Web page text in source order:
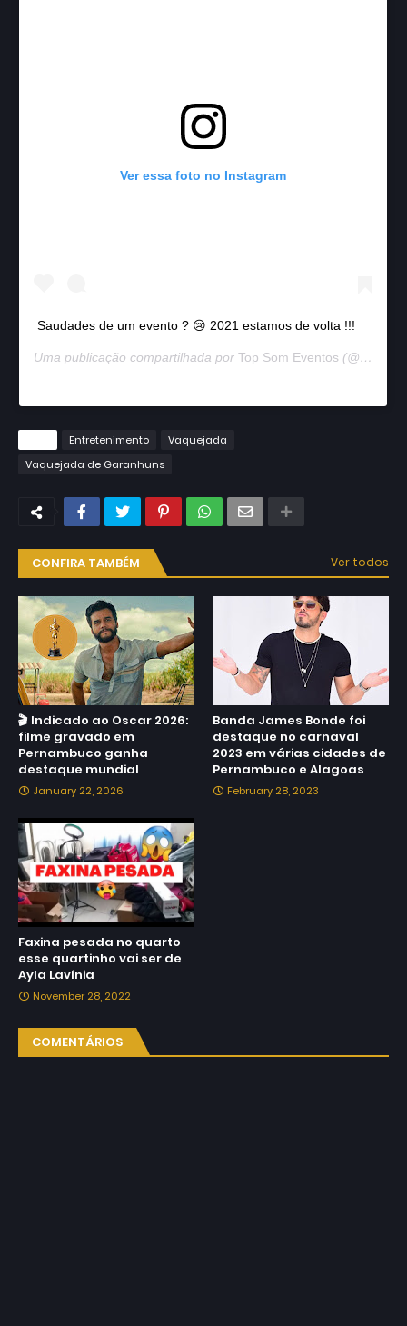
Ver essa foto no Instagram
Saudades de um evento ? 😢 2021 estamos de volta !!!
Uma publicação compartilhada por Top Som Eventos (@topsomeventos) em
Entretenimento
Vaquejada
Vaquejada de Garanhuns
CONFIRA TAMBÉM Ver todos
🎬 Indicado ao Oscar 2026:
filme gravado em
Pernambuco ganha
destaque mundial
January 22, 2026
Banda James Bonde foi
destaque no carnaval
2023 em várias cidades de
Pernambuco e Alagoas
February 28, 2023
Faxina pesada no quarto
esse quartinho vai ser de
Ayla Lavínia
November 28, 2022
COMENTÁRIOS